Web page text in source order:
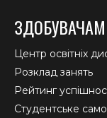
ЗДОБУВАЧАМ
Центр освітніх
Розклад занять
Рейтинг
Студентське